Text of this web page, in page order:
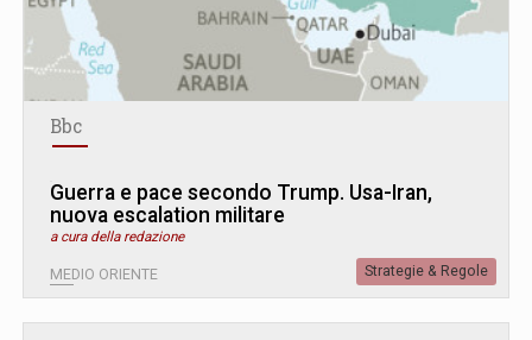
Bbc
Guerra e pace secondo Trump. Usa-Iran,
nuova escalation militare
a cura della redazione
MEDIO ORIENTE Strategie & Regole